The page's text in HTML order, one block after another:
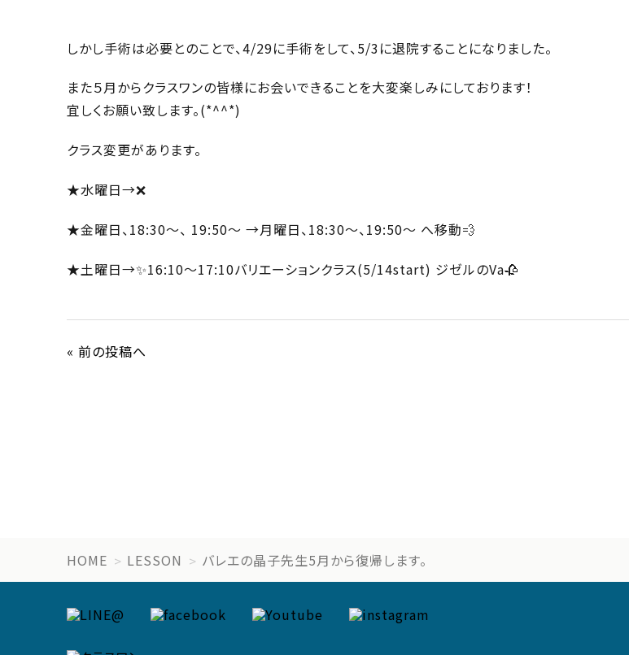
しかし手術は必要とのことで、4/29に手術をして、5/3に退院することになりました。
また５月からクラスワンの皆様にお会いできることを大変楽しみにしております！
宜しくお願い致します。(*^^*)
クラス変更があります。
★水曜日→❌
★金曜日、18:30～、 19:50～ →月曜日、18:30～、19:50～ へ移動💨
★土曜日→✨16:10～17:10バリエーションクラス(5/14start) ジゼルのVa🥀
« 前の投稿へ
HOME LESSON バレエの晶子先生5月から復帰します。